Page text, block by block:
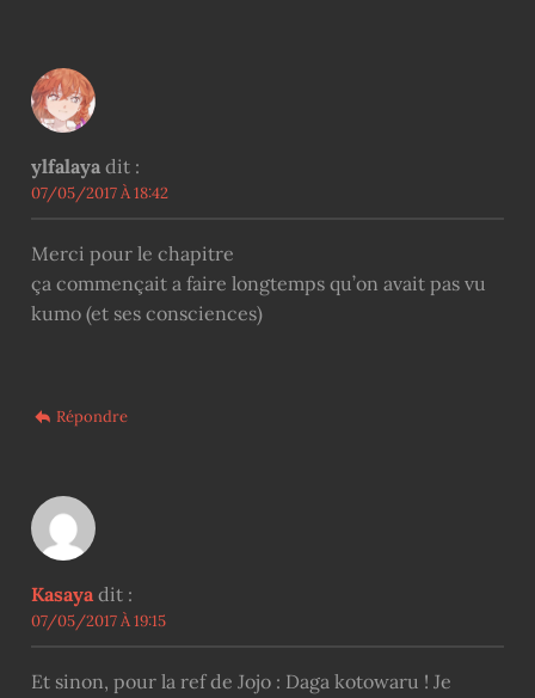
ylfalaya dit :
07/05/2017 À 18:42
Merci pour le chapitre
ça commençait a faire longtemps qu’on avait pas vu
kumo (et ses consciences)
Répondre
Kasaya dit :
07/05/2017 À 19:15
Et sinon, pour la ref de Jojo : Daga kotowaru ! Je